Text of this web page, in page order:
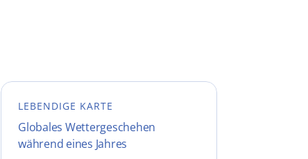
LEBENDIGE KARTE
Globales Wettergeschehen
während eines Jahres